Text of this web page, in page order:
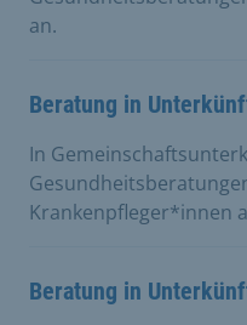
an.
Beratung in
In
Krankenpfleger*innen
Beratung in